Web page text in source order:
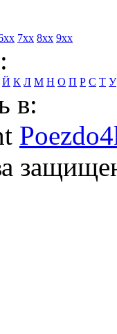
7xx 8xx 9xx
Й К Л М Н О П Р С Т У
в: